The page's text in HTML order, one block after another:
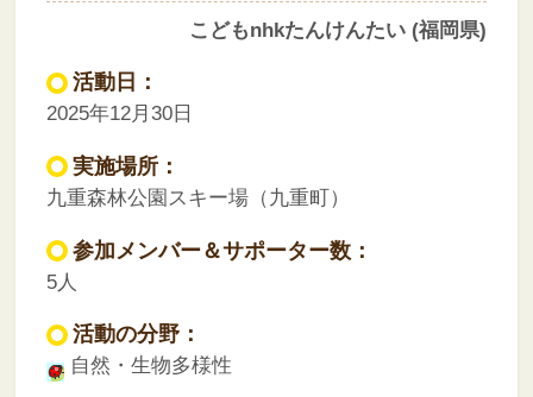
こどもnhkたんけんたい (福岡県)
活動日：
2025年12月30日
実施場所：
九重森林公園スキー場（九重町）
参加メンバー＆サポーター数：
5人
活動の分野：
自然・生物多様性